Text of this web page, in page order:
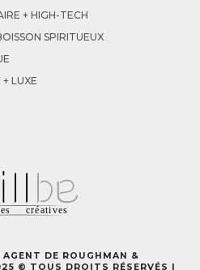
+ HIGH-TECH
SPIRITUEUX
LUXE
DE ROUGHMAN &
© TOUS DROITS RÉSERVÉS |